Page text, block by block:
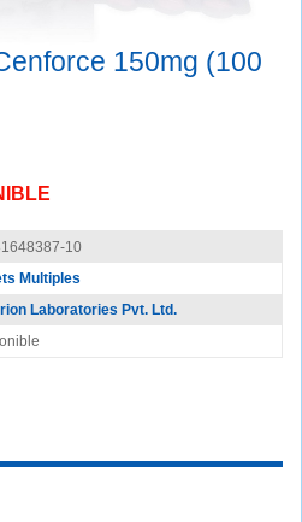
150mg (100
10
Multiples
Laboratories Pvt. Ltd.